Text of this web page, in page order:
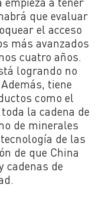
que evaluar
el acceso
más avanzados
cuatro años.
logrando no
tiene
como el
la cadena de
de minerales
de las
de que China
cadenas de